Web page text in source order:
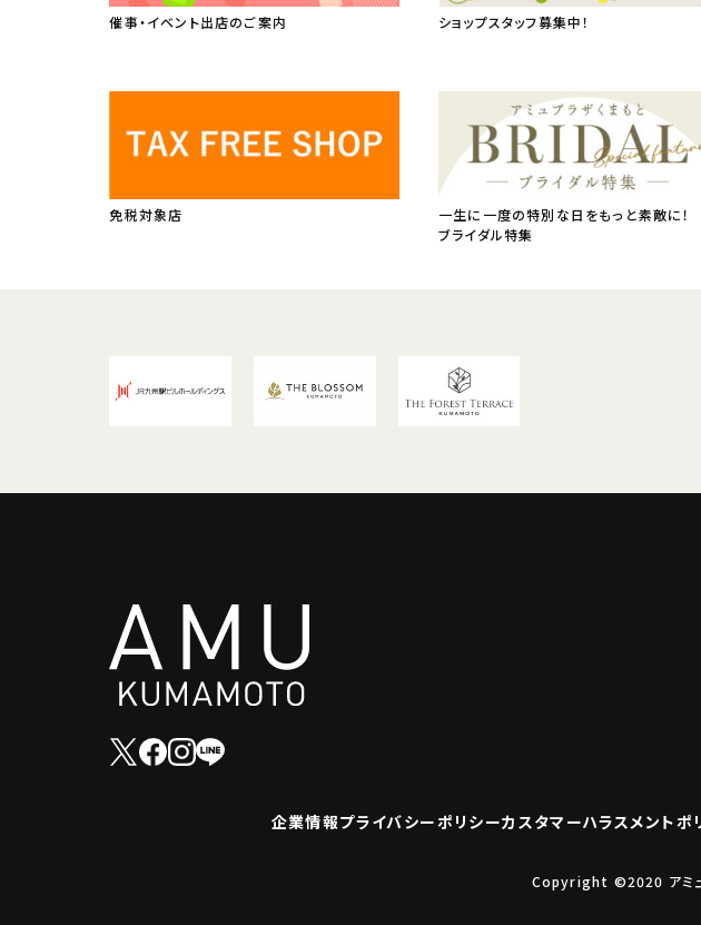
催事・イベント出店のご案内 ショップスタッフ募集中！
免税対象店
一生に一度の特別な日をもっと素敵に！
ブライダル特集
企業情報プライバシーポリシーカスタマーハラスメントポ
Copyright ©2020 アミ